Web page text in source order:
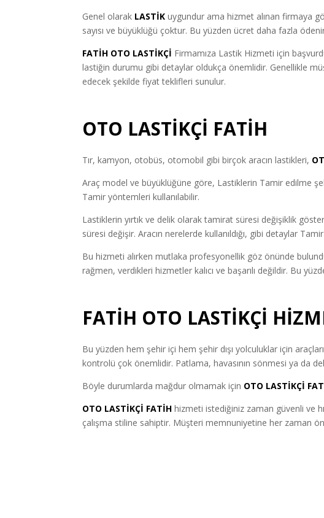
Genel olarak LASTİK uygundur ama hizmet alınan firmaya
sayısı ve büyüklüğü çoktur. Bu yüzden ücret daha fazla
FATİH OTO LASTİKÇİ Firmamıza Lastik Hizmeti için
lastiğin durumu gibi detaylar oldukça önemlidir. Genellikle
edecek şekilde fiyat teklifleri sunulur.
OTO LASTİKÇİ FATİH
Tır, kamyon, otobüs, otomobil gibi birçok aracın lastikleri,
Araç model ve büyüklüğüne göre, Lastiklerin Tamir edilme
Tamir yöntemleri kullanılabilir.
Lastiklerin yırtık ve delik olarak tamirat süresi değişiklik
süresi değişir. Aracın nerelerde kullanıldığı, gibi detaylar
Bu hizmeti alırken mutlaka profesyonellik göz önünde
rağmen, verdikleri hizmetler kalıcı ve başarılı değildir. Bu
FATİH OTO LASTİKÇİ
Bu yüzden hem şehir içi hem şehir dışı yolculuklar için
kontrolü çok önemlidir. Patlama, havasının sönmesi ya da
Böyle durumlarda mağdur olmamak için OTO LASTİKÇİ
OTO LASTİKÇİ FATİH hizmeti istediğiniz zaman güvenli ve
çalışma stiline sahiptir. Müşteri memnuniyetine her zaman